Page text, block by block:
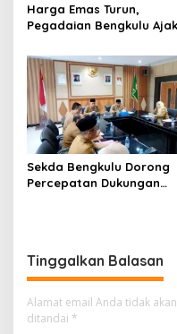
Harga Emas Turun,
Pegadaian Bengkulu Ajak
Investasi
Sekda Bengkulu Dorong
Percepatan Dukungan
Tinggalkan Balasan
Alamat email Anda tidak
ditandai *